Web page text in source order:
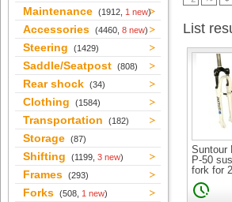
Maintenance (1912, 1 new)
Accessories (4460, 8 new)
Steering (1429)
Saddle/Seatpost (808)
Rear shock (34)
Clothing (1584)
Transportation (182)
Storage (87)
Shifting (1199, 3 new)
Frames (293)
Forks (508, 1 new)
List
Suntour
P-50
fork for